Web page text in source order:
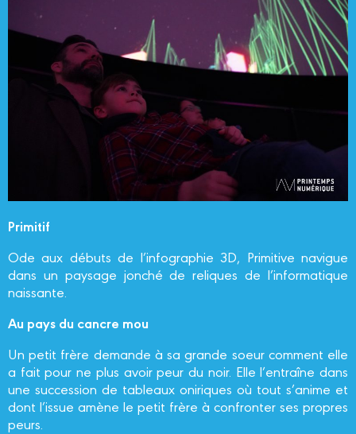
Primitif
Ode aux débuts de l’infographie 3D, Primitive navigue
dans un paysage jonché de reliques de l’informatique
naissante.
Au pays du cancre mou
Un petit frère demande à sa grande soeur comment elle
a fait pour ne plus avoir peur du noir. Elle l’entraîne dans
une succession de tableaux oniriques où tout s’anime et
dont l’issue amène le petit frère à confronter ses propres
peurs.